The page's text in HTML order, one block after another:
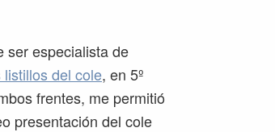
ser especialista de
listillos del cole, en 5º
frentes, me permitió
presentación del cole